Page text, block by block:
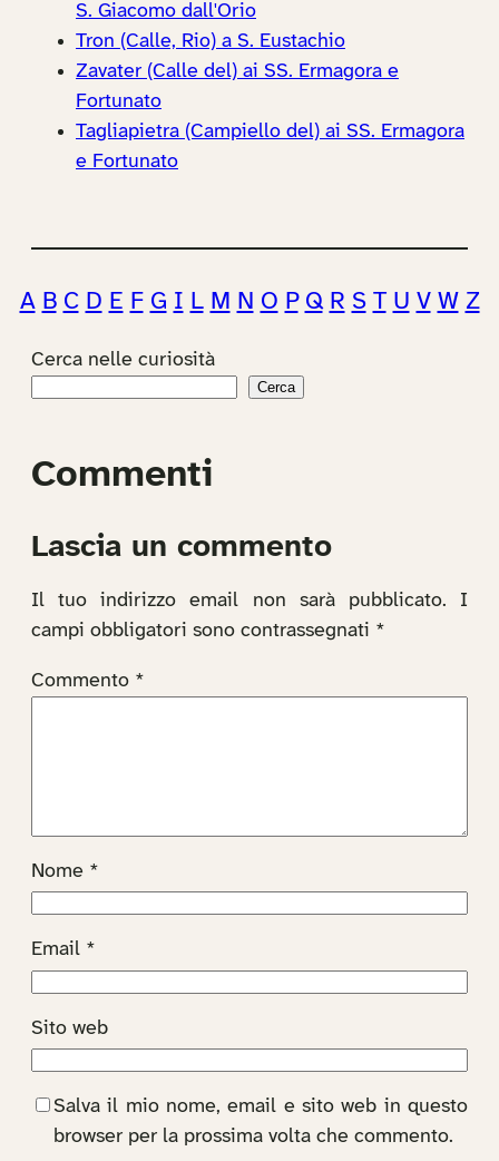
S. Giacomo dall'Orio
Tron (Calle, Rio) a S. Eustachio
Zavater (Calle del) ai SS. Ermagora e
Fortunato
Tagliapietra (Campiello del) ai SS. Ermagora
e Fortunato
A B C D E F G I L M N O P Q R S T U V W Z
Cerca nelle curiosità
Cerca
Commenti
Lascia un commento
Il tuo indirizzo email non sarà pubblicato.
I
campi obbligatori sono contrassegnati *
Commento *
Nome *
Email *
Sito web
Salva il mio nome, email e sito web in questo
browser per la prossima volta che commento.